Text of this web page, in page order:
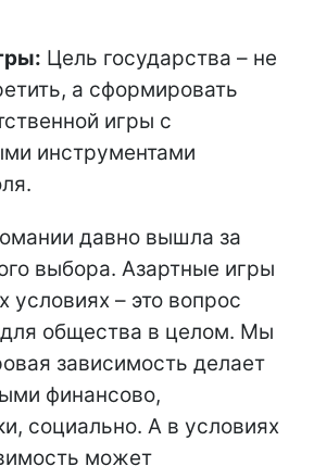
Цель государства – не
а сформировать
игры с
инструментами
давно вышла за
выбора. Азартные игры
условиях – это вопрос
для общества в целом. Мы
зависимость делает
финансово,
социально. А в условиях
может